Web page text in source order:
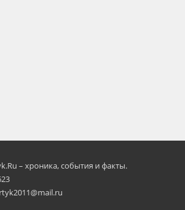
– хроника, события и факты.